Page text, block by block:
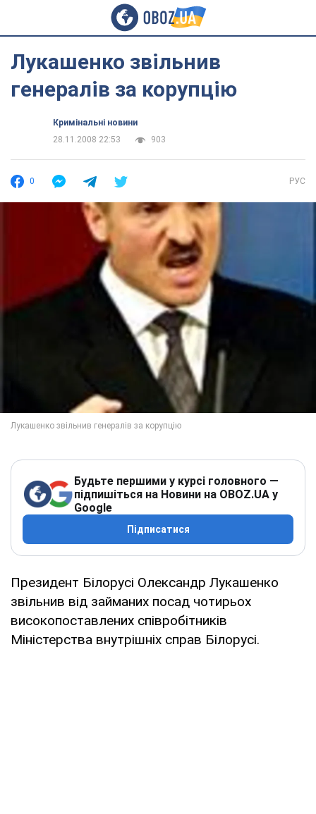
Лукашенко звільнив
генералів за корупцію
Кримінальні новини
28.11.2008 22:53
903
0 РУС
Будьте першими у курсі головного —
підпишіться на Новини на OBOZ.UA у
Google
Підписатися
Президент Білорусі Олександр Лукашенко
звільнив від займаних посад чотирьох
високопоставлених співробітників
Міністерства внутрішніх справ Білорусі.